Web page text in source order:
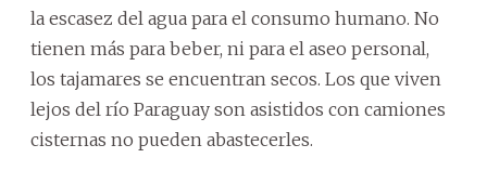
la escasez del agua para el consumo humano. No
tienen más para beber, ni para el aseo personal,
los tajamares se encuentran secos. Los que viven
lejos del río Paraguay son asistidos con camiones
cisternas no pueden abastecerles.